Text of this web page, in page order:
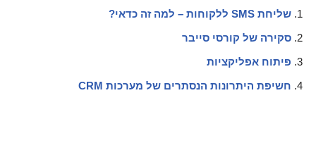
שליחת SMS ללקוחות – למה זה כדאי?
סקירה של קורסי סייבר
פיתוח אפליקציות
חשיפת היתרונות הנסתרים של מערכות CRM